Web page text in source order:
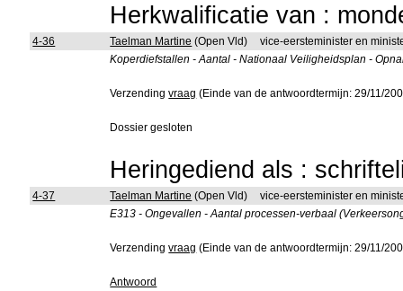
Herkwalificatie van :
4-36 Taelman Martine (Open Vld)
vice-eersteminister en
Koperdiefstallen - Aantal - Nationaal Veiligheidsplan -
Verzendingvraag (Einde van de antwoordtermijn: 29/11/
Dossier gesloten
Heringediend als :
4-37 Taelman Martine (Open Vld)
vice-eersteminister en
E313 - Ongevallen - Aantal processen-verbaal
Verzendingvraag (Einde van de antwoordtermijn: 29/11/
Antwoord